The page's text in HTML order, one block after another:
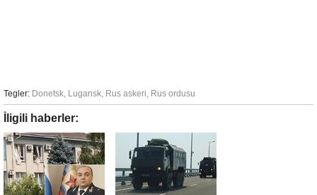
Tegler: Donetsk, Lugansk, Rus askeri, Rus ordusu
İligili haberler: